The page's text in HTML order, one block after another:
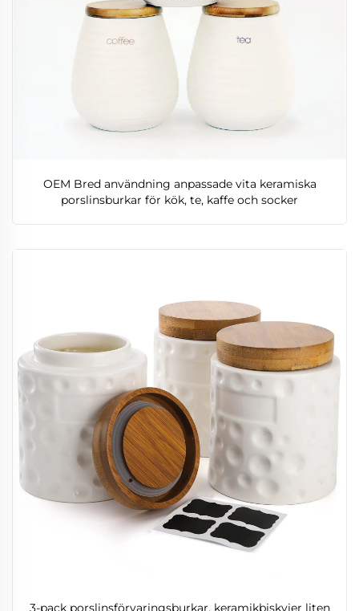
OEM Bred användning anpassade vita keramiska
porslinsburkar för kök, te, kaffe och socker
3-pack porslinsförvaringsburkar, keramikbiskvier liten